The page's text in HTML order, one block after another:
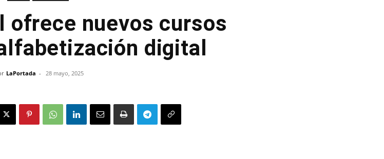
ofrece nuevos cursos
digital
LaPortada - 28 mayo, 2025